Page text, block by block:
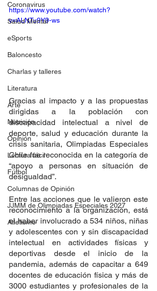
Coronavirus
Salud Mental
eSports
Baloncesto
Charlas y talleres
Literatura
Arte
Nutrición
Opinión
Lectura fácil
Fútbol
Columnas de Opinión
JJMM de Olimpiadas Especiales 2027
Atletismo
https://www.youtube.com/watch?
v=ALNTu9Y9-ws
Gracias al impacto y a las propuestas
dirigidas a la población con
discapacidad intelectual a nivel de
deporte, salud y educación durante la
crisis sanitaria, Olimpiadas Especiales
Chile fue reconocida en la categoría de
“apoyo a personas en situación de
desigualdad”.
Entre las acciones que le valieron este
reconocimiento a la organización, está
el haber involucrado a 534 niños, niñas
y adolescentes con y sin discapacidad
intelectual en actividades físicas y
deportivas desde el inicio de la
pandemia, además de capacitar a 649
docentes de educación física y más de
3000 estudiantes y profesionales de la